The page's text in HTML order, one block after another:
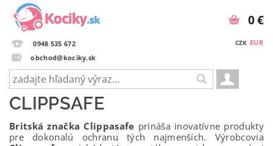
0948 535 672
obchod@kociky.sk
CZK EUR
0 €
CLIPPSAFE
Britská značka Clippasafe prináša inovatívne produkty
pre dokonalú ochranu tých najmenších. Výrobcovia